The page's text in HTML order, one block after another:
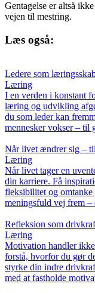
Gentagelse er altså
vejen til mestring.
Læs også:
Ledere som
Læring
I en verden i konstant
læring og udvikling
du som leder kan
mennesker vokser – til
Når livet ændrer sig –
Læring
Når livet tager en
din karriere. Få
fleksibilitet og omtanke
meningsfuld vej frem –
Refleksion som
Læring
Motivation handler
forstå, hvorfor du gør
styrke din indre
med at fastholde